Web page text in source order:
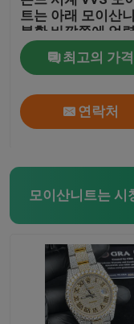
트는 아래 모이산니트
불황 바깥쪽에 얼
다
최고의 가격
연락처